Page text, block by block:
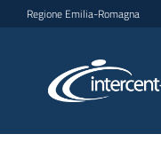
Vai al contenuto
Vai alla navigazione
Vai al footer
Regione Emilia-Romagna